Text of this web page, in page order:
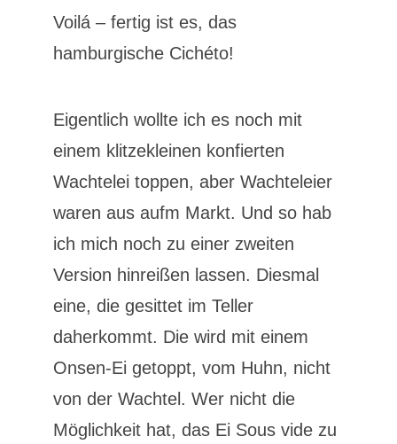
Voilá – fertig ist es, das
hamburgische Cichéto!
Eigentlich wollte ich es noch mit
einem klitzekleinen konfierten
Wachtelei toppen, aber Wachteleier
waren aus aufm Markt. Und so hab
ich mich noch zu einer zweiten
Version hinreißen lassen. Diesmal
eine, die gesittet im Teller
daherkommt. Die wird mit einem
Onsen-Ei getoppt, vom Huhn, nicht
von der Wachtel. Wer nicht die
Möglichkeit hat, das Ei Sous vide zu